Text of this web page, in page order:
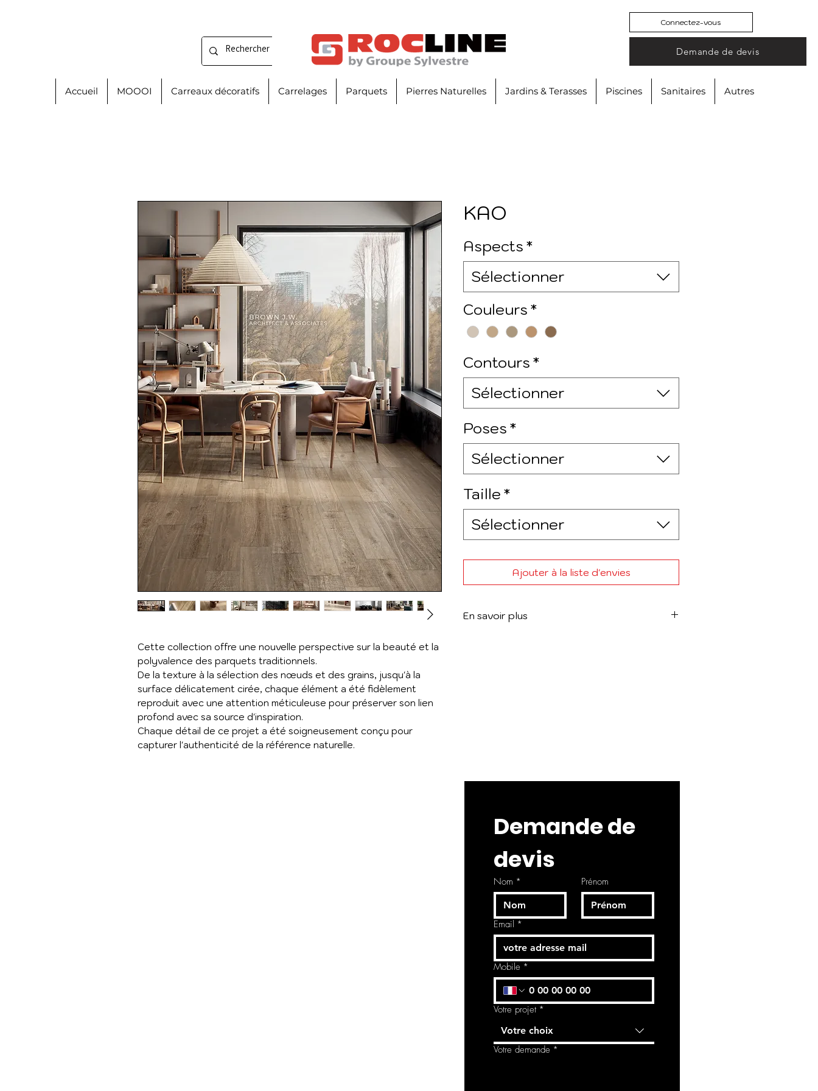
Connectez-vous
Demande de devis
Accueil MOOOI Carreaux décoratifs Carrelages Parquets Pierres Naturelles Jardins & Terasses Piscines Sanitaires Autres
Cette collection offre une nouvelle perspective sur la beauté et la
polyvalence des parquets traditionnels.
De la texture à la sélection des nœuds et des grains, jusqu'à la
surface délicatement cirée, chaque élément a été fidèlement
reproduit avec une attention méticuleuse pour préserver son lien
profond avec sa source d'inspiration.
Chaque détail de ce projet a été soigneusement conçu pour
capturer l'authenticité de la référence naturelle.
KAO
Aspects*
Sélectionner
Couleurs*
Contours*
Sélectionner
Poses*
Sélectionner
Taille*
Sélectionner
Ajouter à la liste d'envies
En savoir plus
Demande de
devis
Nom * Prénom
Email *
Mobile *
Votre projet *
Votre choix
Votre demande *